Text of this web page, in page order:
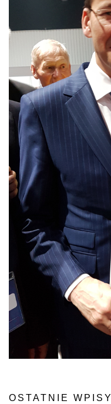
OSTATNIE WPISY